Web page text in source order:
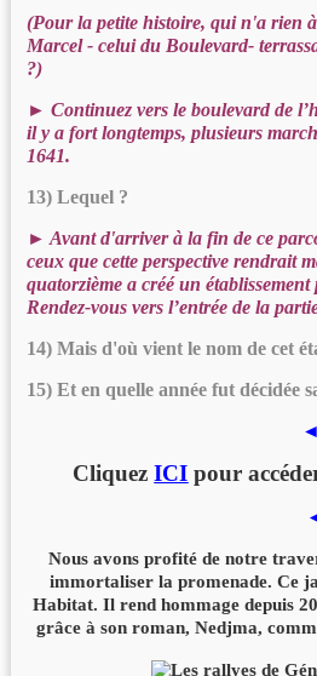
(Pour la petite histoire, qui n'a rien
Marcel - celui du Boulevard-
?)
► Continuez vers le boulevard de
il y a fort longtemps, plusieurs
1641.
13) Lequel ?
► Avant d'arriver à la fin de ce
ceux que cette perspective rendrait
quatorzième a créé un
Rendez-vous vers l’entrée de la
14) Mais d'où vient le nom de cet
15) Et en quelle année fut décidée
CliquezICI pour
Nous avons profité de notre
immortaliser la promenade. Ce
Habitat. Il rend hommage depuis
grâce à son roman, Nedjma,